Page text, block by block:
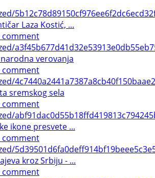
Laza Kostić, ...
comment
verovanja
comment
sremskog sela
comment
ikone presvete ...
comment
kroz Srbiju - ...
comment